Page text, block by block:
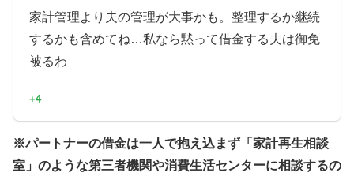
家計管理より夫の管理が大事かも。整理するか継続
するかも含めてね…私なら黙って借金する夫は御免
被るわ
+4
※パートナーの借金は一人で抱え込まず「家計再生相談
室」のような第三者機関や消費生活センターに相談するの